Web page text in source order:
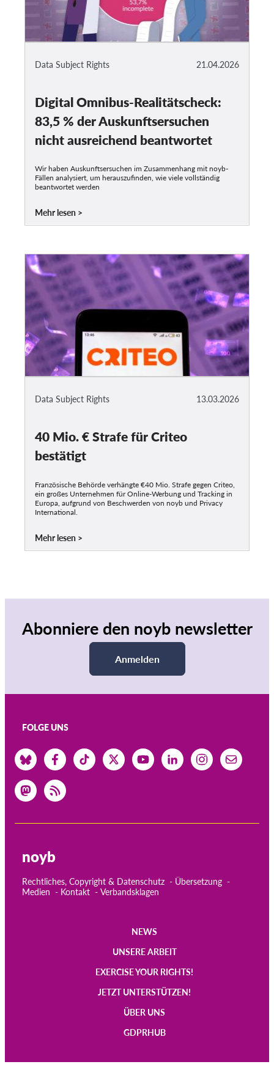
21.04.2026
Data Subject Rights
Digital Omnibus-Realitätscheck:
83,5 % der Auskunftsersuchen
nicht ausreichend beantwortet
Wir haben Auskunftsersuchen im Zusammenhang mit noyb-
Fällen analysiert, um herauszufinden, wie viele vollständig
beantwortet werden
Mehr lesen
13.03.2026
Data Subject Rights
40 Mio. € Strafe für Criteo
bestätigt
Französische Behörde verhängte €40 Mio. Strafe gegen Criteo,
ein großes Unternehmen für Online-Werbung und Tracking in
Europa, aufgrund von Beschwerden von noyb und Privacy
International.
Mehr lesen
Abonniere den noyb newsletter
Anmelden
FOLGE UNS
noyb
Rechtliches, Copyright & Datenschutz
Übersetzung
Medien
Kontakt Verbandsklagen
NEWS
UNSERE ARBEIT
EXERCISE YOUR RIGHTS!
JETZT UNTERSTÜTZEN!
ÜBER UNS
GDPRHUB